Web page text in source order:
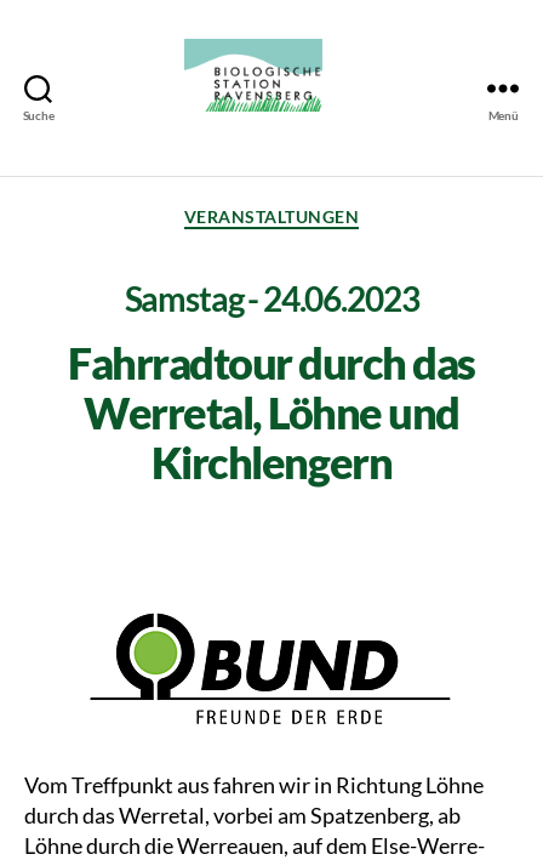
Suche
Ravensberg
Menü
VERANSTALTUNGEN
Samstag - 24.06.2023
Fahrradtour durch das
Werretal, Löhne und
Kirchlengern
Vom Treffpunkt aus fahren wir in Richtung Löhne
durch das Werretal, vorbei am Spatzenberg, ab
Löhne durch die Werreauen, auf dem Else-Werre-